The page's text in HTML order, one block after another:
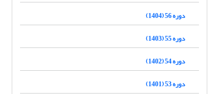
دوره 56 (1404)
دوره 55 (1403)
دوره 54 (1402)
دوره 53 (1401)